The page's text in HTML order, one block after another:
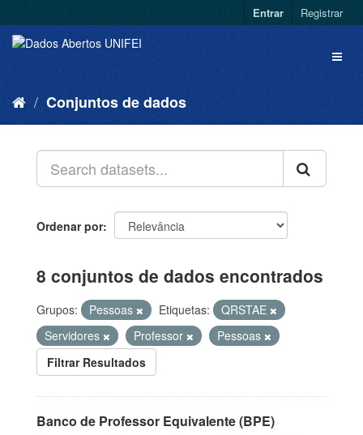
Entrar Registrar
Conjuntos de dados
Ordenar por
8 conjuntos de dados encontrados
Grupos: Pessoas Etiquetas:
QRSTAE
Servidores
Professor
Pessoas
Filtrar Resultados
Banco de Professor Equivalente (BPE)